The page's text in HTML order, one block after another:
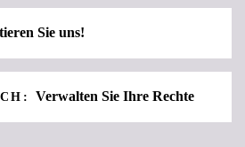
Sie uns!
Verwalten Sie Ihre Rechte